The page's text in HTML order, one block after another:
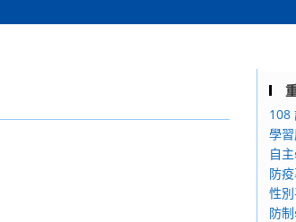
108
學
自
防
性
防